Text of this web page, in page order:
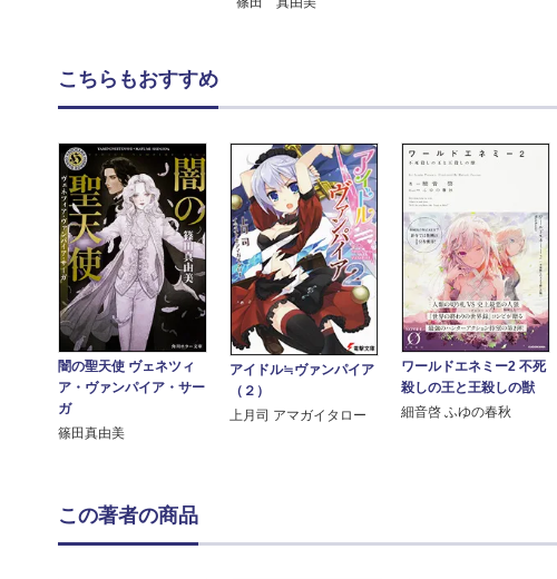
こちらもおすすめ
闇の聖天使 ヴェネツィ
ア・ヴァンパイア・サー
ガ
篠田真由美
アイドル≒ヴァンパイア
（２）
上月司 アマガイタロー
ワールドエネミー2 不死
殺しの王と王殺しの獣
細音啓 ふゆの春秋
この著者の商品